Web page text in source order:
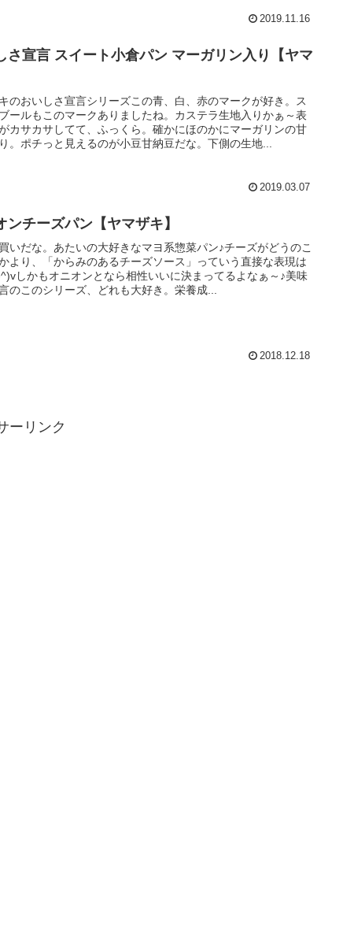
2019.11.16
さ宣言 スイート小倉パン マーガリン入り【ヤマ
のおいしさ宣言シリーズこの青、白、赤のマークが好き。ス
ールもこのマークありましたね。カステラ生地入りかぁ～表
カサカサしてて、ふっくら。確かにほのかにマーガリンの甘
。ポチっと見えるのが小豆甘納豆だな。下側の生地...
2019.03.07
ンチーズパン【ヤマザキ】
いだな。あたいの大好きなマヨ系惣菜パン♪チーズがどうのこ
より、「からみのあるチーズソース」っていう直接な表現は
しかもオニオンとなら相性いいに決まってるよなぁ～♪美味
のこのシリーズ、どれも大好き。栄養成...
2018.12.18
ーリンク